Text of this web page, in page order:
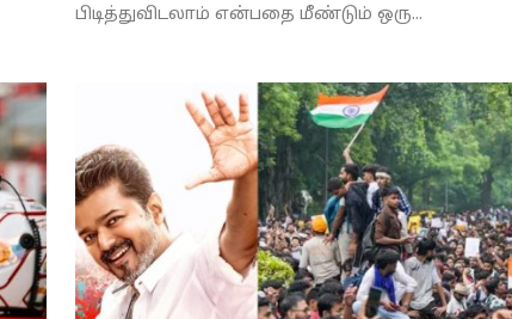
பிடித்துவிடலாம் என்பதை மீண்டும் ஒரு...